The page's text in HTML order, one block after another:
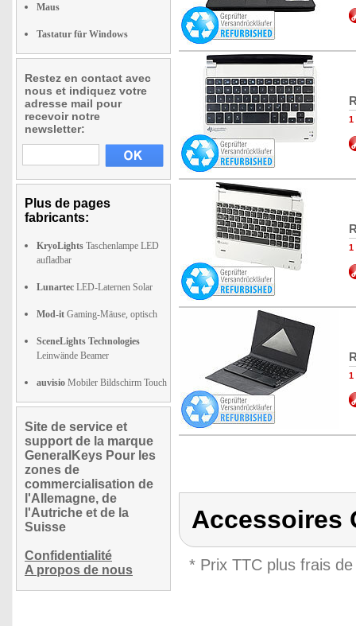
Maus
Tastatur für Windows
Restez en contact avec
nous et indiquez votre
adresse mail pour
recevoir notre
newsletter:
Plus de pages
fabricants:
KryoLights Taschenlampe LED
aufladbar
Lunartec LED-Laternen Solar
Mod-it Gaming-Mäuse, optisch
SceneLights Technologies
Leinwände Beamer
auvisio Mobiler Bildschirm Touch
Site de service et
support de la marque
GeneralKeys Pour les
zones de
commercialisation de
l'Allemagne, de
l'Autriche et de la
Suisse
Confidentialité
A propos de nous
1
1
1
Accessoires
* Prix TTC plus frais